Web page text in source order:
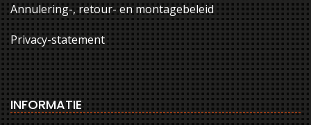
Annulering-, retour- en montagebeleid
Privacy-statement
INFORMATIE